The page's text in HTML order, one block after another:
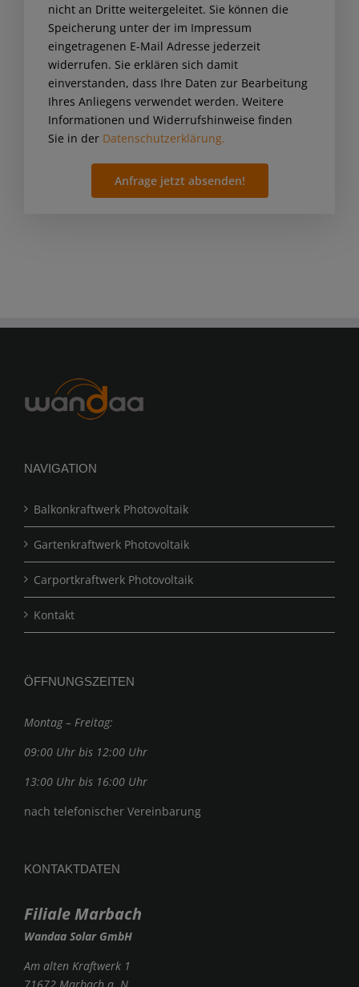
nicht an Dritte weitergeleitet. Sie können die
Speicherung unter der im Impressum
eingetragenen E-Mail Adresse jederzeit
widerrufen. Sie erklären sich damit
einverstanden, dass Ihre Daten zur Bearbeitung
Ihres Anliegens verwendet werden. Weitere
Informationen und Widerrufshinweise finden
Sie in der Datenschutzerklärung.
NAVIGATION
Balkonkraftwerk Photovoltaik
Gartenkraftwerk Photovoltaik
Carportkraftwerk Photovoltaik
Kontakt
ÖFFNUNGSZEITEN
Montag – Freitag:
09:00 Uhr bis 12:00 Uhr
13:00 Uhr bis 16:00 Uhr
nach telefonischer Vereinbarung
KONTAKTDATEN
Filiale Marbach
Wandaa Solar GmbH
Am alten Kraftwerk 1